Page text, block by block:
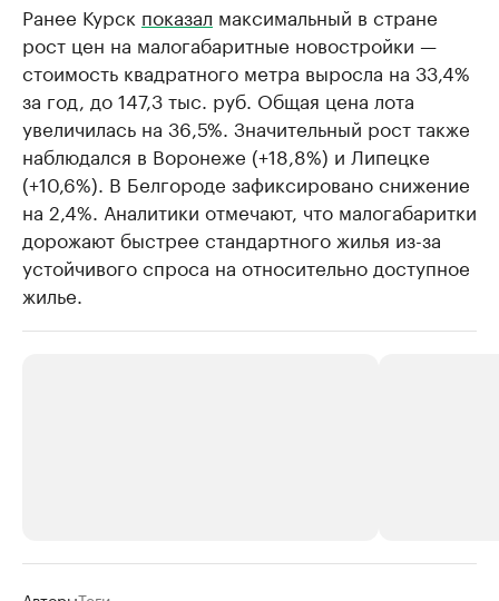
Ранее Курск показал максимальный в стране
рост цен на малогабаритные новостройки —
стоимость квадратного метра выросла на 33,4%
за год, до 147,3 тыс. руб. Общая цена лота
увеличилась на 36,5%. Значительный рост также
наблюдался в Воронеже (+18,8%) и Липецке
(+10,6%). В Белгороде зафиксировано снижение
на 2,4%. Аналитики отмечают, что малогабаритки
дорожают быстрее стандартного жилья из-за
устойчивого спроса на относительно доступное
жилье.